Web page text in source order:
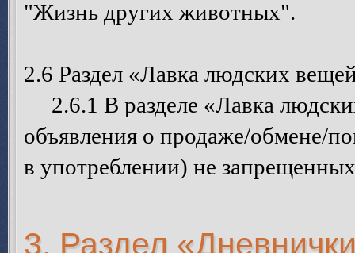
"Жизнь других животных".
2.6 Раздел «Лавка людских
2.6.1 В разделе «Лавка
объявления о продаже/обмене/
в употреблении) не
3. Раздел